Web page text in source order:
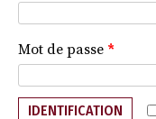
Mot de passe *
IDENTIFICATION